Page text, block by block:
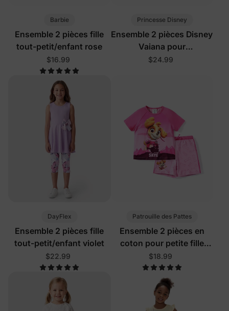
Barbie
Ensemble 2 pièces fille
tout-petit/enfant rose
$16.99
Princesse Disney
Ensemble 2 pièces Disney
Vaiana pour
fillettes/enfants, orange
$24.99
DayFlex
Ensemble 2 pièces fille
tout-petit/enfant violet
$22.99
Patrouille des Pattes
Ensemble 2 pièces en
coton pour petite fille
Rose
$18.99